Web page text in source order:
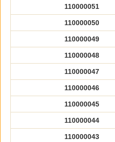
110000051
110000050
110000049
110000048
110000047
110000046
110000045
110000044
110000043